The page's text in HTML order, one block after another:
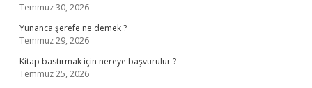
Temmuz 30, 2026
Yunanca şerefe ne demek ?
Temmuz 29, 2026
Kitap bastırmak için nereye başvurulur ?
Temmuz 25, 2026